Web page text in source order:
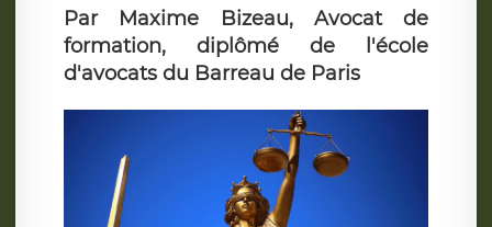
Par Maxime Bizeau, Avocat de
formation, diplômé de l'école
d'avocats du Barreau de Paris